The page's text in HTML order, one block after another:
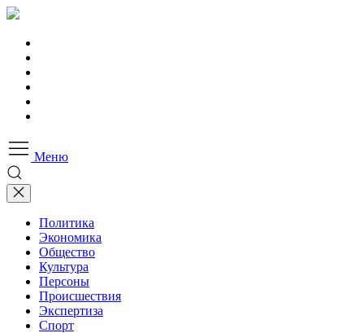
Меню
Политика
Экономика
Общество
Культура
Персоны
Происшествия
Экспертиза
Спорт